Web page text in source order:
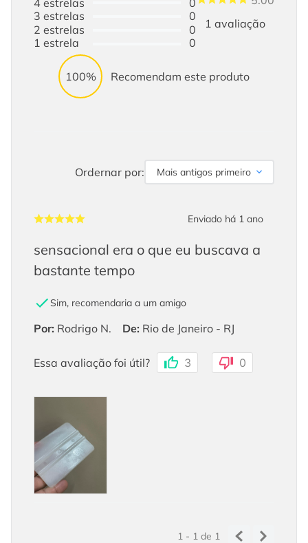
3estrelas
2estrelas
1estrela
0
0
0
1avaliação
100% Recomendam este produto
Ordernar por: Mais antigos primeiro
Enviado há 1 ano
sensacional era o que eu buscava a
bastante tempo
Sim, recomendaria a um amigo
Por: Rodrigo N. De: Rio de Janeiro - RJ
Essa avaliação foi útil? 3 0
1 - 1de 1